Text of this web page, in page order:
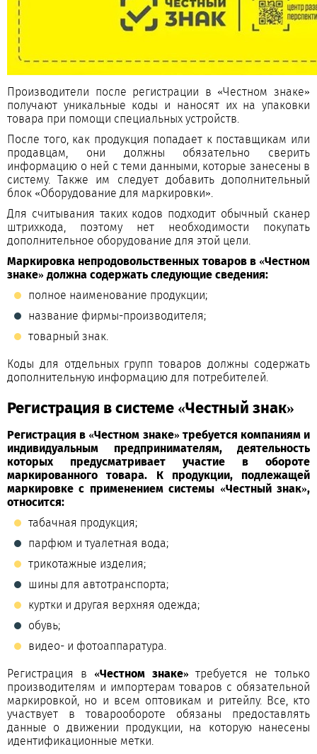
Производители после регистрации в «Честном знаке»
получают уникальные коды и наносят их на упаковки
товара при помощи специальных устройств.
После того, как продукция попадает к поставщикам или
продавцам, они должны обязательно сверить
информацию о ней с теми данными, которые занесены в
систему. Также им следует добавить дополнительный
блок «Оборудование для маркировки».
Для считывания таких кодов подходит обычный сканер
штрихкода, поэтому нет необходимости покупать
дополнительное оборудование для этой цели.
Маркировка непродовольственных товаров в «Честном
знаке» должна содержать следующие сведения:
полное наименование продукции;
название фирмы-производителя;
товарный знак.
Коды для отдельных групп товаров должны содержать
дополнительную информацию для потребителей.
Регистрация в системе «Честный знак»
Регистрация в «Честном знаке» требуется компаниям и
индивидуальным предпринимателям, деятельность
которых предусматривает участие в обороте
маркированного товара. К продукции, подлежащей
маркировке с применением системы «Честный знак»,
относится:
табачная продукция;
парфюм и туалетная вода;
трикотажные изделия;
шины для автотранспорта;
куртки и другая верхняя одежда;
обувь;
видео- и фотоаппаратура.
Регистрация в «Честном знаке» требуется не только
производителям и импортерам товаров с обязательной
маркировкой, но и всем оптовикам и ритейлу. Все, кто
участвует в товарообороте обязаны предоставлять
данные о движении продукции, на которую нанесены
идентификационные метки.